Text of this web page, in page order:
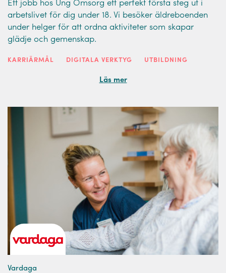
Ett jobb hos Ung Omsorg ett perfekt första steg ut i
arbetslivet för dig under 18. Vi besöker äldreboenden
under helger för att ordna aktiviteter som skapar
glädje och gemenskap.
KARRIÄRMÅL DIGITALA VERKTYG UTBILDNING
Läs mer
Vardaga